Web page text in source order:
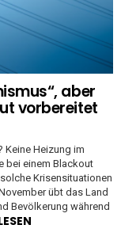
aber
vorbereitet
Keine Heizung im
bei einem Blackout
Krisensituationen
übt das Land
Bevölkerung während